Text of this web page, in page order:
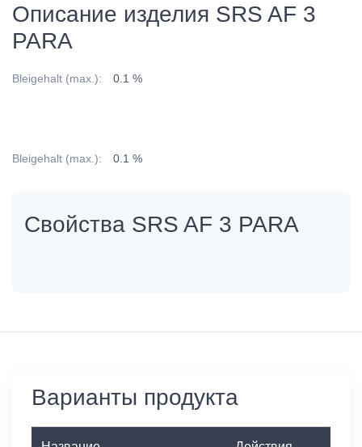
Описание изделия SRS AF 3
PARA
Bleigehalt (max.): 0.1 %
Bleigehalt (max.): 0.1 %
Свойства SRS AF 3 PARA
Варианты продукта